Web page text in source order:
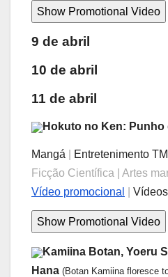
9 de abril
10 de abril
11 de abril
Hokuto no Ken:
Mangá Entretenimento
Ficção Científica | Artes
Vídeo promocional
Kamiina Botan, Yoeru
Hana (Botan Kamiina floresce